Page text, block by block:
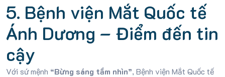
5. Bệnh viện Mắt Quốc tế
Ánh Dương – Điểm đến tin
cậy
Với sứ mệnh “Bừng sáng tầm nhìn”, Bệnh viện Mắt Quốc tế